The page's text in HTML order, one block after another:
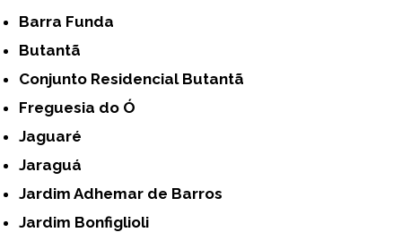
Barra Funda
Butantã
Conjunto Residencial Butantã
Freguesia do Ó
Jaguaré
Jaraguá
Jardim Adhemar de Barros
Jardim Bonfiglioli